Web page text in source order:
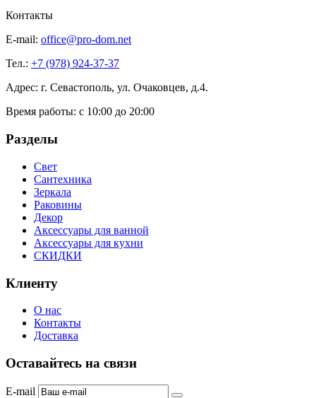
Контакты
E-mail: office@pro-dom.net
Тел.: +7 (978) 924-37-37
Адрес: г. Севастополь, ул. Очаковцев, д.4.
Время работы: с 10:00 до 20:00
Разделы
Свет
Сантехника
Зеркала
Раковины
Декор
Аксессуары для ванной
Аксессуары для кухни
СКИДКИ
Клиенту
О нас
Контакты
Доставка
Оставайтесь на связи
E-mail